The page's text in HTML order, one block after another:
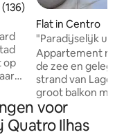
beoordeling van
op
een
in
Flat in Centro
"Paradijselijk
3 slaapkamers
Appartement met prachtig uitzicht op
de zee en
strand van
groot balkon met
een tafel, stoelen
heeft een suite,
voor
Quatro Ilhas